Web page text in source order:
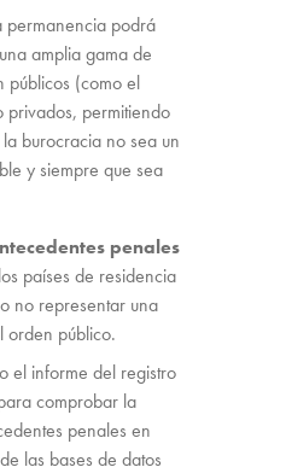
permanencia podrá
amplia gama de
públicos (como el
privados, permitiendo
burocracia no sea un
y siempre que sea
penales
países de residencia
no representar una
orden público.
el informe del registro
comprobar la
penales en
las bases de datos